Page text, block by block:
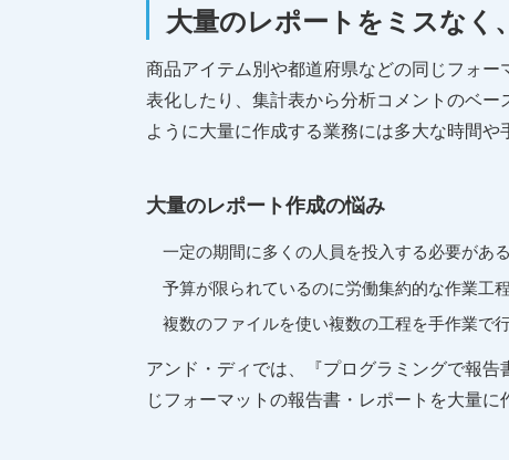
大量のレポートをミスな
商品アイテム別や都道府県などの同じフォ
表化したり、集計表から分析コメントのベ
ように大量に作成する業務には多大な時間
大量のレポート作成の悩み
一定の期間に多くの人員を投入する必要があ
予算が限られているのに労働集約的な作業工
複数のファイルを使い複数の工程を手作業で
アンド・ディでは、『プログラミングで報
じフォーマットの報告書・レポートを大量